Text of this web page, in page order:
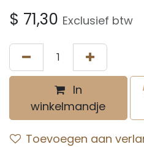
$ 71,30 Exclusief btw
In
winkelmandje
Toevoegen aan